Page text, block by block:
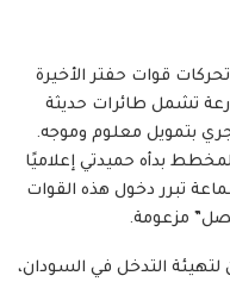
قوات حفتر الأخيرة
تشمل طائرات حديثة
بتمويل معلوم وموجه.
بدأه حميدتي إعلاميًا
تبرر دخول هذه القوات
مزعومة.
لتهيئة التدخل في السودان،